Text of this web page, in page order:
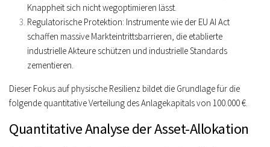
Knappheit sich nicht wegoptimieren lässt.
Regulatorische Protektion: Instrumente wie der EU AI Act
schaffen massive Markteintrittsbarrieren, die etablierte
industrielle Akteure schützen und industrielle Standards
zementieren.
Dieser Fokus auf physische Resilienz bildet die Grundlage für die
folgende quantitative Verteilung des Anlagekapitals von 100.000 €.
Quantitative Analyse der Asset-Allokation